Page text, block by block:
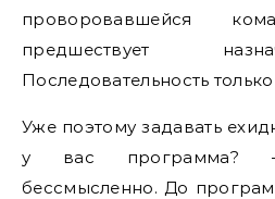
проворовавшейся
предшествует
Последовательность только
Уже поэтому задавать
у вас программа?
бессмысленно. До